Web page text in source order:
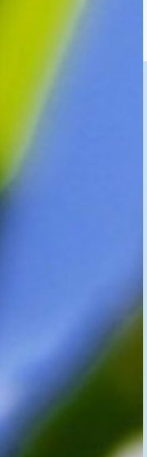
就會比較長，而漁